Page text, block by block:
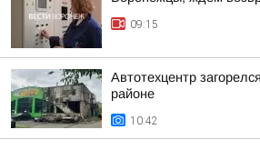
09:15
Автотехцентр
районе
10:42